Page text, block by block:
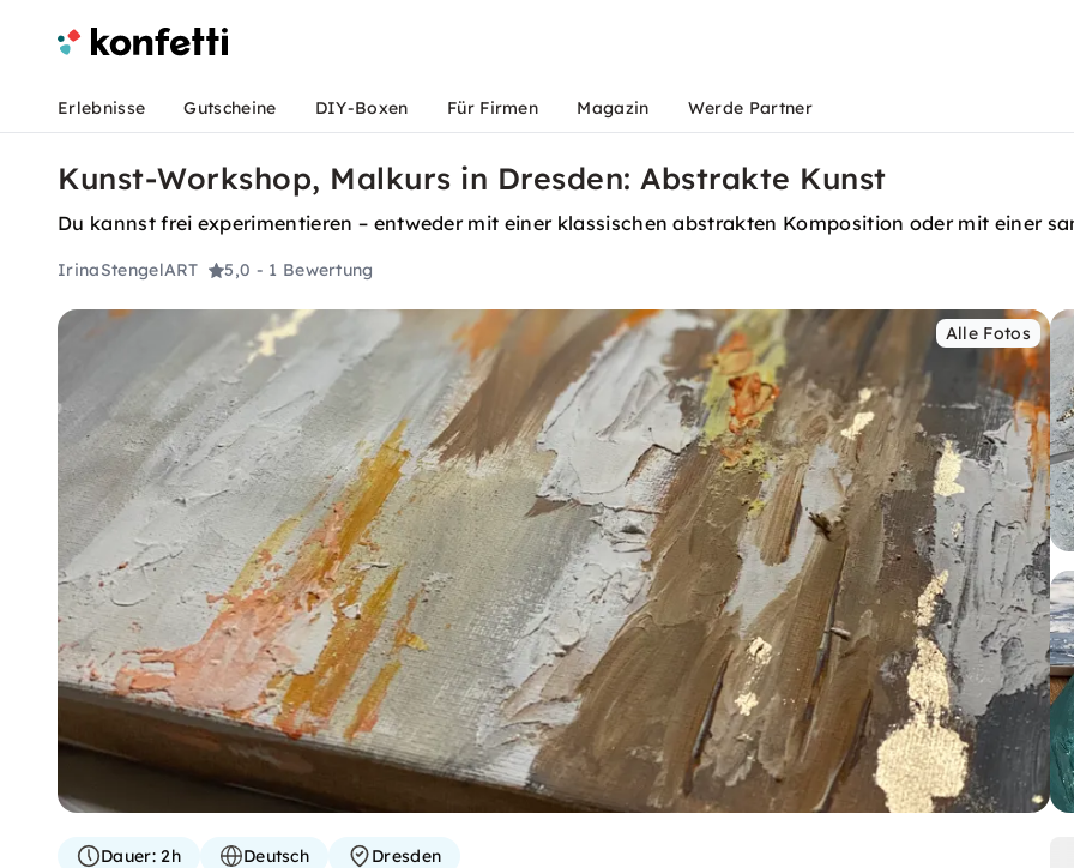
Erlebnisse Gutscheine DIY-Boxen Für Firmen Magazin Werde Partner
Kunst-Workshop, Malkurs in Dresden: Abstrakte Kunst
Du kannst frei experimentieren – entweder mit einer klassischen abstrakten Komposition oder mit einer
IrinaStengelART 5,0 - 1 Bewertung
Alle Fotos
Dauer:2h Deutsch Dresden